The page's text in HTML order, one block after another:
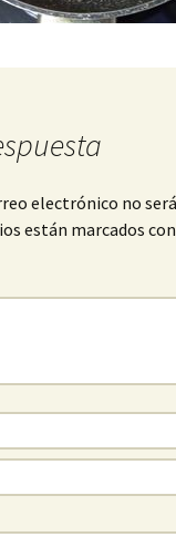
electrónico no
están marcados con